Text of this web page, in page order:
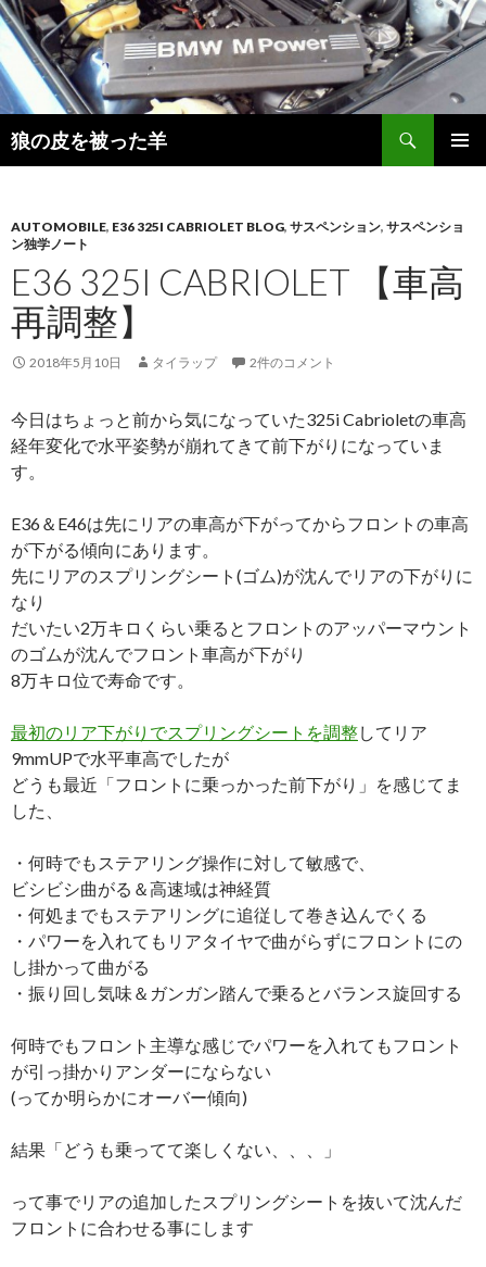
狼の皮を被った羊
検
索
ン
ツ
へ
移
動
AUTOMOBILE, E36 325I CABRIOLET BLOG, サスペンション, サスペンショ
ン独学ノート
E36 325I CABRIOLET 【車高
再調整】
2018年5月10日 タイラップ 2件のコメント
今日はちょっと前から気になっていた325i Cabrioletの車高
経年変化で水平姿勢が崩れてきて前下がりになっていま
す。
E36＆E46は先にリアの車高が下がってからフロントの車高
が下がる傾向にあります。
先にリアのスプリングシート(ゴム)が沈んでリアの下がりに
なり
だいたい2万キロくらい乗るとフロントのアッパーマウント
のゴムが沈んでフロント車高が下がり
8万キロ位で寿命です。
最初のリア下がりでスプリングシートを調整してリア
9mmUPで水平車高でしたが
どうも最近「フロントに乗っかった前下がり」を感じてま
した、
・何時でもステアリング操作に対して敏感で、
ビシビシ曲がる＆高速域は神経質
・何処までもステアリングに追従して巻き込んでくる
・パワーを入れてもリアタイヤで曲がらずにフロントにの
し掛かって曲がる
・振り回し気味＆ガンガン踏んで乗るとバランス旋回する
何時でもフロント主導な感じでパワーを入れてもフロント
が引っ掛かりアンダーにならない
(ってか明らかにオーバー傾向)
結果「どうも乗ってて楽しくない、、、」
って事でリアの追加したスプリングシートを抜いて沈んだ
フロントに合わせる事にします